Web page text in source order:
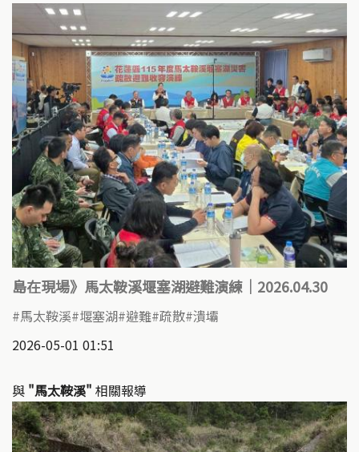
島在現場》馬太鞍溪堰塞湖避難演練｜2026.04.30
馬太鞍溪 堰塞湖 避難 疏散 潰壩
2026-05-01 01:51
與 "馬太鞍溪" 相關報導